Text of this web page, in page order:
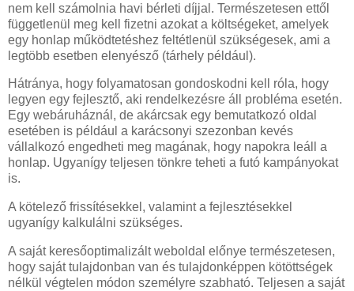
nem kell számolnia havi bérleti díjjal. Természetesen ettől
függetlenül meg kell fizetni azokat a költségeket, amelyek
egy honlap működtetéshez feltétlenül szükségesek, ami a
legtöbb esetben elenyésző (tárhely például).
Hátránya, hogy folyamatosan gondoskodni kell róla, hogy
legyen egy fejlesztő, aki rendelkezésre áll probléma esetén.
Egy webáruháznál, de akárcsak egy bemutatkozó oldal
esetében is például a karácsonyi szezonban kevés
vállalkozó engedheti meg magának, hogy napokra leáll a
honlap. Ugyanígy teljesen tönkre teheti a futó kampányokat
is.
A kötelező frissítésekkel, valamint a fejlesztésekkel
ugyanígy kalkulálni szükséges.
A saját keresőoptimalizált weboldal előnye természetesen,
hogy saját tulajdonban van és tulajdonképpen kötöttségek
nélkül végtelen módon személyre szabható. Teljesen a saját